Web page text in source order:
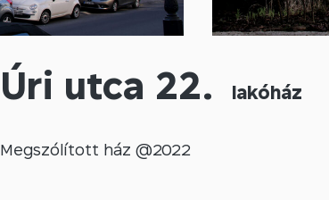
Úri utca 22. lakóház
Megszólított ház @2022